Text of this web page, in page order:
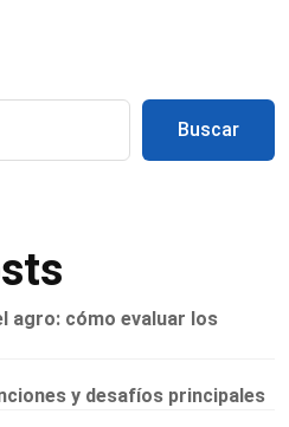
Buscar
agro: cómo evaluar los
y desafíos principales